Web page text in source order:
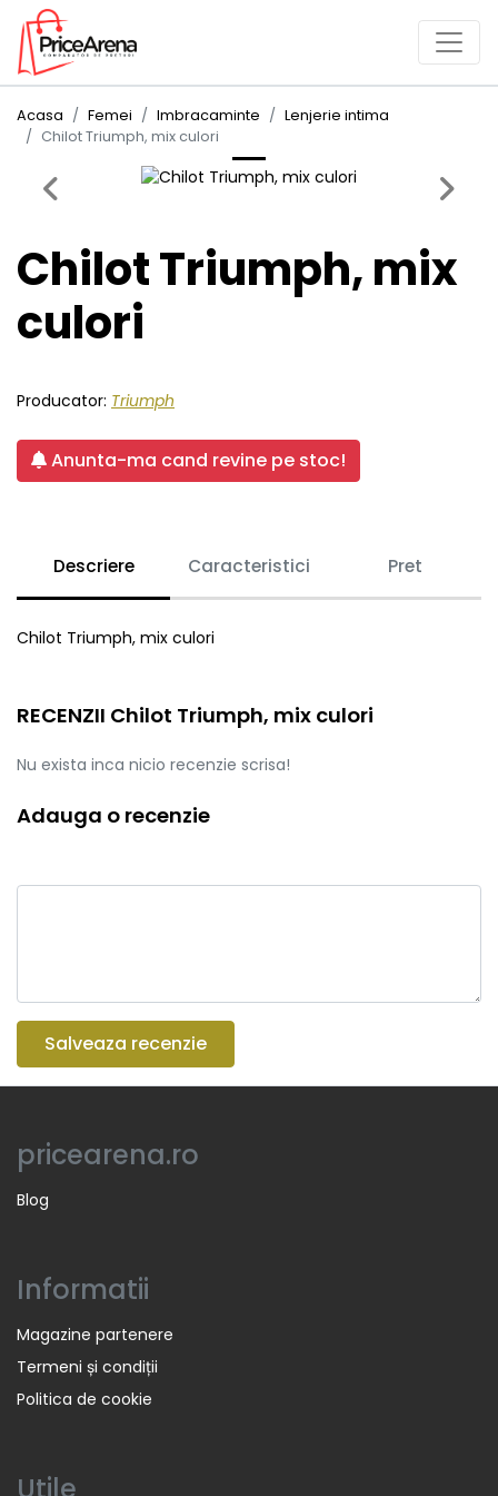
Acasa Femei Imbracaminte
Lenjerie intima
Chilot Triumph, mix culori
Previous Next
Chilot Triumph, mix
culori
Producator: Triumph
Anunta-ma cand revine pe stoc!
Descriere Caracteristici Pret
Chilot Triumph, mix culori
RECENZII Chilot Triumph, mix culori
Nu exista inca nicio recenzie scrisa!
Adauga o recenzie
Salveaza recenzie
pricearena.ro
Blog
Informatii
Magazine partenere
Termeni și condiții
Politica de cookie
Utile